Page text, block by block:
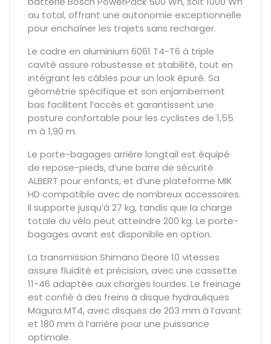
au total, offrant une autonomie exceptionnelle
pour enchaîner les trajets sans recharger.
Le cadre en aluminium 6061 T4-T6 à triple
cavité assure robustesse et stabilité, tout en
intégrant les câbles pour un look épuré. Sa
géométrie spécifique et son enjambement
bas facilitent l’accès et garantissent une
posture confortable pour les cyclistes de 1,55
m à 1,90 m.
Le porte-bagages arrière longtail est équipé
de repose-pieds, d’une barre de sécurité
ALBERT pour enfants, et d’une plateforme MIK
HD compatible avec de nombreux accessoires.
Il supporte jusqu’à 27 kg, tandis que la charge
totale du vélo peut atteindre 200 kg. Le porte-
bagages avant est disponible en option.
La transmission Shimano Deore 10 vitesses
assure fluidité et précision, avec une cassette
11-46 adaptée aux charges lourdes. Le freinage
est confié à des freins à disque hydrauliques
Magura MT4, avec disques de 203 mm à l’avant
et 180 mm à l’arrière pour une puissance
optimale.